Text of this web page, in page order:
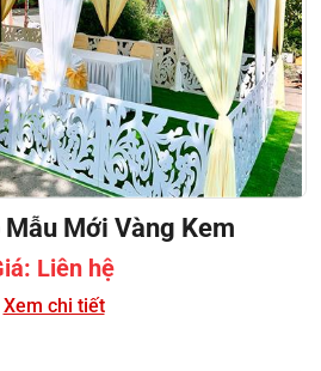
Mẫu Mới Vàng Kem
Liên hệ
Xem chi tiết